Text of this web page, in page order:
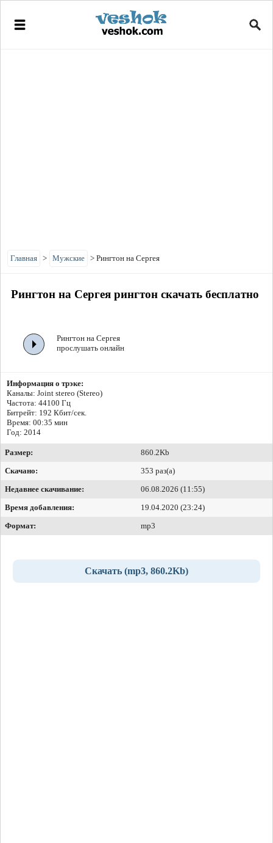
Главная > Мужские > Рингтон на Сергея
Рингтон на Сергея рингтон скачать бесплатно
Рингтон на Сергея
прослушать онлайн
Информация о трэке:
Каналы: Joint stereo (Stereo)
Частота: 44100 Гц
Битрейт: 192 Кбит/сек.
Время: 00:35 мин
Год: 2014
Размер:
860.2Kb
Скачано:
353 раз(а)
Недавнее скачивание:
06.08.2026 (11:55)
Время добавления:
19.04.2020 (23:24)
Формат:
mp3
Скачать (mp3, 860.2Kb)